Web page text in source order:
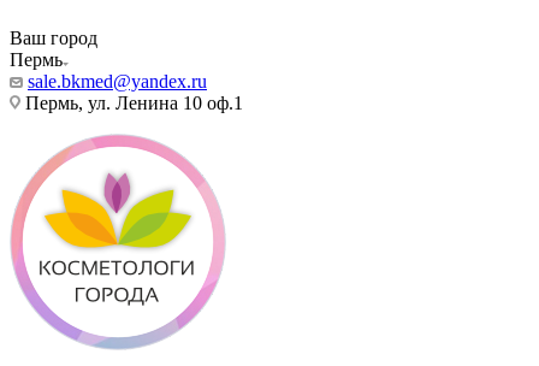
Ваш город
Пермь
sale.bkmed@yandex.ru
Пермь, ул. Ленина 10 оф.1